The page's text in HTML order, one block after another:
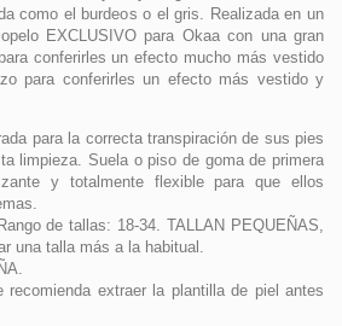
como el burdeos o el gris. Realizada en un
EXCLUSIVO para Okaa con una gran
conferirles un efecto mucho más vestido
para conferirles un efecto más vestido y
para la correcta transpiración de sus pies
limpieza. Suela o piso de goma de primera
y totalmente flexible para que ellos
de tallas: 18-34. TALLAN PEQUEÑAS,
una talla más a la habitual.
recomienda extraer la plantilla de piel antes